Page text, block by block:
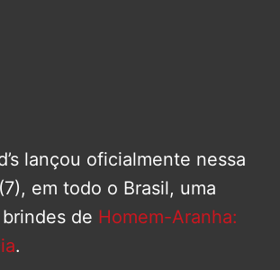
lançou oficialmente nessa
em todo o Brasil, uma
de Homem-Aranha:
.